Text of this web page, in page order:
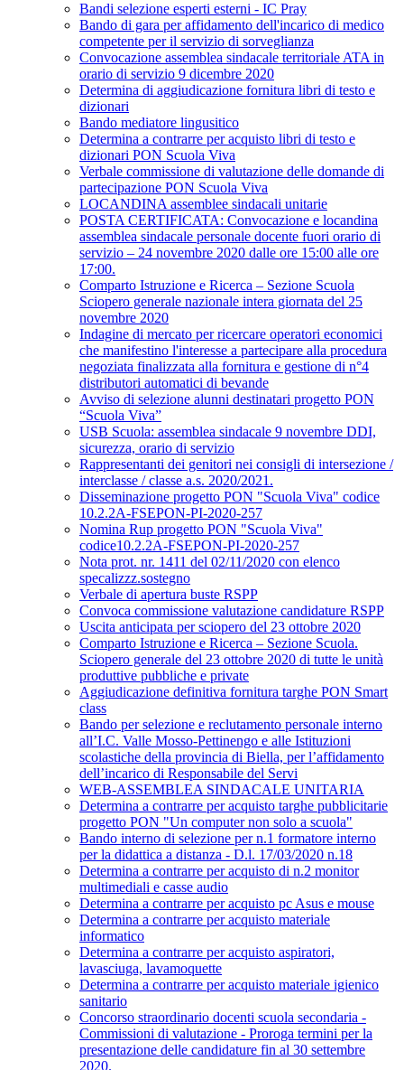
Bandi selezione esperti esterni - IC Pray
Bando di gara per affidamento dell'incarico di medico
competente per il servizio di sorveglianza
Convocazione assemblea sindacale territoriale ATA in
orario di servizio 9 dicembre 2020
Determina di aggiudicazione fornitura libri di testo e
dizionari
Bando mediatore lingusitico
Determina a contrarre per acquisto libri di testo e
dizionari PON Scuola Viva
Verbale commissione di valutazione delle domande di
partecipazione PON Scuola Viva
LOCANDINA assemblee sindacali unitarie
POSTA CERTIFICATA: Convocazione e locandina
assemblea sindacale personale docente fuori orario di
servizio – 24 novembre 2020 dalle ore 15:00 alle ore
17:00.
Comparto Istruzione e Ricerca – Sezione Scuola
Sciopero generale nazionale intera giornata del 25
novembre 2020
Indagine di mercato per ricercare operatori economici
che manifestino l'interesse a partecipare alla procedura
negoziata finalizzata alla fornitura e gestione di n°4
distributori automatici di bevande
Avviso di selezione alunni destinatari progetto PON
“Scuola Viva”
USB Scuola: assemblea sindacale 9 novembre DDI,
sicurezza, orario di servizio
Rappresentanti dei genitori nei consigli di intersezione /
interclasse / classe a.s. 2020/2021.
Disseminazione progetto PON "Scuola Viva" codice
10.2.2A-FSEPON-PI-2020-257
Nomina Rup progetto PON "Scuola Viva"
codice10.2.2A-FSEPON-PI-2020-257
Nota prot. nr. 1411 del 02/11/2020 con elenco
specalizzz.sostegno
Verbale di apertura buste RSPP
Convoca commissione valutazione candidature RSPP
Uscita anticipata per sciopero del 23 ottobre 2020
Comparto Istruzione e Ricerca – Sezione Scuola.
Sciopero generale del 23 ottobre 2020 di tutte le unità
produttive pubbliche e private
Aggiudicazione definitiva fornitura targhe PON Smart
class
Bando per selezione e reclutamento personale interno
all’I.C. Valle Mosso-Pettinengo e alle Istituzioni
scolastiche della provincia di Biella, per l’affidamento
dell’incarico di Responsabile del Servi
WEB-ASSEMBLEA SINDACALE UNITARIA
Determina a contrarre per acquisto targhe pubblicitarie
progetto PON "Un computer non solo a scuola"
Bando interno di selezione per n.1 formatore interno
per la didattica a distanza - D.l. 17/03/2020 n.18
Determina a contrarre per acquisto di n.2 monitor
multimediali e casse audio
Determina a contrarre per acquisto pc Asus e mouse
Determina a contrarre per acquisto materiale
informatico
Determina a contrarre per acquisto aspiratori,
lavasciuga, lavamoquette
Determina a contrarre per acquisto materiale igienico
sanitario
Concorso straordinario docenti scuola secondaria -
Commissioni di valutazione - Proroga termini per la
presentazione delle candidature fin al 30 settembre
2020.